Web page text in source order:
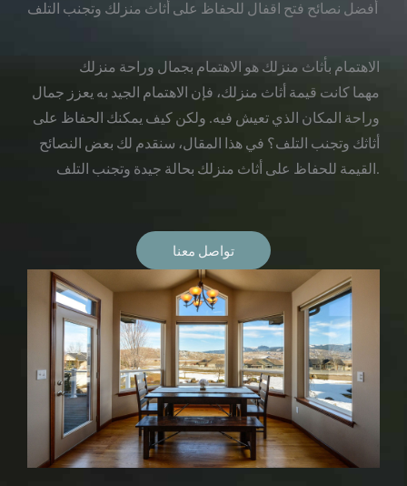
أفضل نصائح فتح اقفال للحفاظ على أثاث منزلك وتجنب التلف
الاهتمام بأثاث منزلك هو الاهتمام بجمال وراحة منزلك
مهما كانت قيمة أثاث منزلك، فإن الاهتمام الجيد به يعزز جمال
وراحة المكان الذي تعيش فيه. ولكن كيف يمكنك الحفاظ على
أثاثك وتجنب التلف؟ في هذا المقال، سنقدم لك بعض النصائح
القيمة للحفاظ على أثاث منزلك بحالة جيدة وتجنب التلف.
تواصل معنا